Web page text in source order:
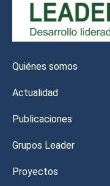
Quiénes somos
Actualidad
Publicaciones
Grupos Leader
Proyectos